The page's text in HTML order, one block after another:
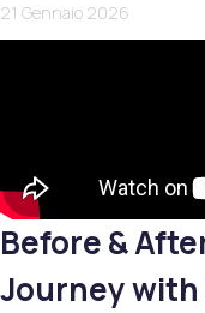
21 Gennaio 2026
Before &
Journey with